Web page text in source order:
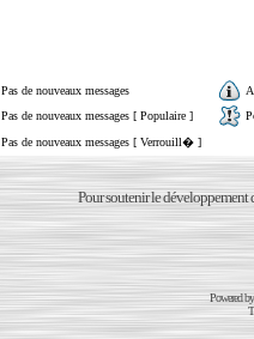
Pas de nouveaux messages
Pas de nouveaux messages [ Populaire ]
Pas de nouveaux messages [ Verrouill� ]
Pour soutenir le développement
Powered